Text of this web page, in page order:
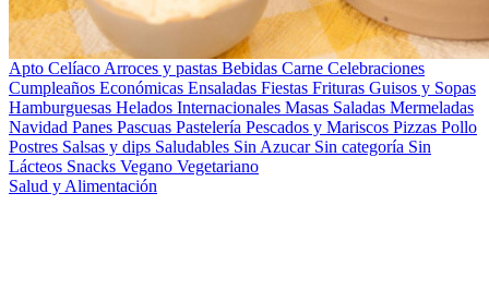
Apto Celíaco Arroces y pastas Bebidas Carne Celebraciones
Cumpleaños Económicas Ensaladas Fiestas Frituras Guisos y Sopas
Hamburguesas Helados Internacionales Masas Saladas Mermeladas
Navidad Panes Pascuas Pastelería Pescados y Mariscos Pizzas Pollo
Postres Salsas y dips Saludables Sin Azucar Sin categoría Sin
Lácteos Snacks Vegano Vegetariano
Salud y Alimentación